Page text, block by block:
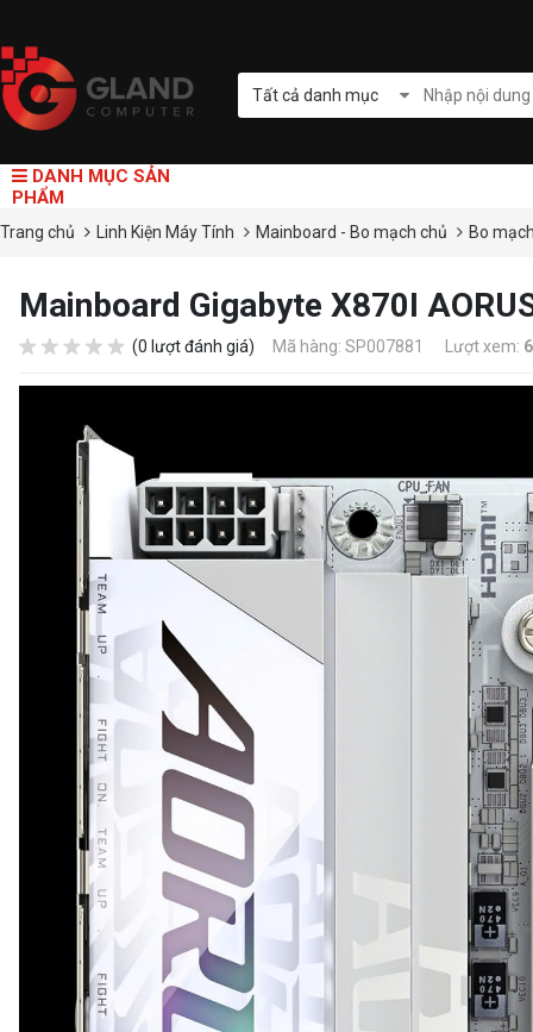
Tất cả danh mục
DANH MỤC SẢN
PHẨM
Trang chủ Linh Kiện Máy Tính Mainboard - Bo mạch chủ Bo
Mainboard Gigabyte X870I
(0 lượt đánh giá) Mã hàng: SP007881 Lượt xem: